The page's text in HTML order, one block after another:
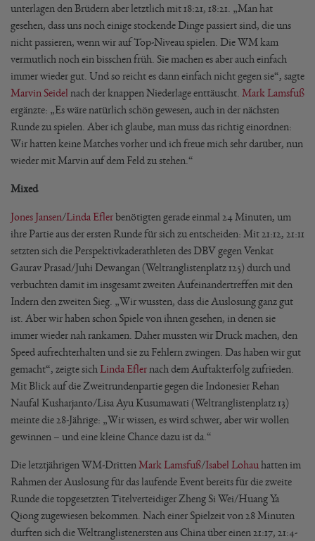
unterlagen den Brüdern aber letztlich mit 18:21, 18:21. „Man hat
gesehen, dass uns noch einige stockende Dinge passiert sind, die uns
nicht passieren, wenn wir auf Top-Niveau spielen. Die WM kam
vermutlich noch ein bisschen früh. Sie machen es aber auch einfach
immer wieder gut. Und so reicht es dann einfach nicht gegen sie“, sagte
Marvin Seidel nach der knappen Niederlage enttäuscht. Mark Lamsfuß
ergänzte: „Es wäre natürlich schön gewesen, auch in der nächsten
Runde zu spielen. Aber ich glaube, man muss das richtig einordnen:
Wir hatten keine Matches vorher und ich freue mich sehr darüber, nun
wieder mit Marvin auf dem Feld zu stehen.“
Mixed
Jones Jansen/Linda Eflerbenötigten gerade einmal 24 Minuten, um
ihre Partie aus der ersten Runde für sich zu entscheiden: Mit 21:12, 21:11
setzten sich die Perspektivkaderathleten des DBV gegen Venkat
Gaurav Prasad/Juhi Dewangan (Weltranglistenplatz 125) durch und
verbuchten damit im insgesamt zweiten Aufeinandertreffen mit den
Indern den zweiten Sieg. „Wir wussten, dass die Auslosung ganz gut
ist. Aber wir haben schon Spiele von ihnen gesehen, in denen sie
immer wieder nah rankamen. Daher mussten wir Druck machen, den
Speed aufrechterhalten und sie zu Fehlern zwingen. Das haben wir gut
gemacht“, zeigte sich Linda Efler nach dem Auftakterfolg zufrieden.
Mit Blick auf die Zweitrundenpartie gegen die Indonesier Rehan
Naufal Kusharjanto/Lisa Ayu Kusumawati (Weltranglistenplatz 13)
meinte die 28-Jährige: „Wir wissen, es wird schwer, aber wir wollen
gewinnen – und eine kleine Chance dazu ist da.“
Die letztjährigen WM-Dritten Mark Lamsfuß/Isabel Lohau hatten im
Rahmen der Auslosung für das laufende Event bereits für die zweite
Runde die topgesetzten Titelverteidiger Zheng Si Wei/Huang Ya
Qiong zugewiesen bekommen. Nach einer Spielzeit von 28 Minuten
durften sich die Weltranglistenersten aus China über einen 21:17, 21:4-